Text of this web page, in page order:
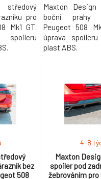
pro
Mk1 GT.
spoileru
Maxton
boční prahy
Peugeot 508
úprava
plast ABS.
bez
508
Maxton
spoiler pod
žebrováním pro
4-8